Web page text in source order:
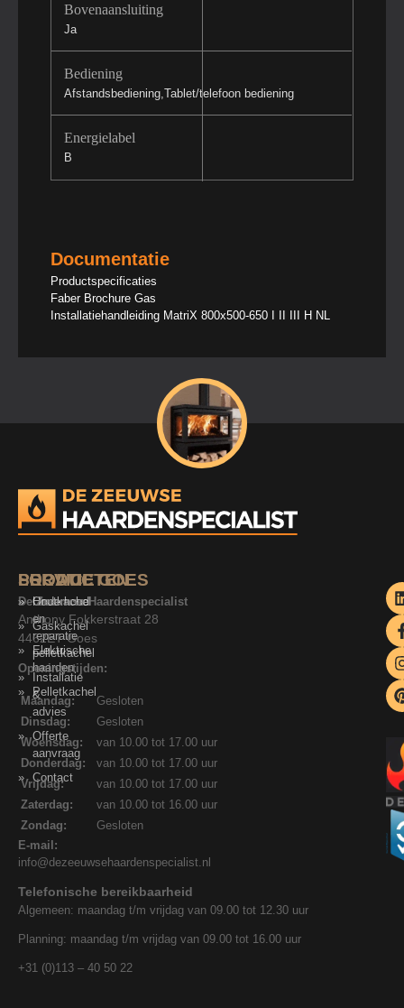
Bovenaansluiting
Ja
Bediening
Afstandsbediening,Tablet/telefoon bediening
Energielabel
B
Documentatie
Productspecificaties
Faber Brochure Gas
Installatiehandleiding MatriX 800x500-650 I II III H NL
SERVICE
Onderhoud
en
reparatie
pelletkachel
Installatie
&
advies
Offerte
aanvraag
Contact
PRODUCTEN
Houtkachel
Gaskachel
Elektrische
haarden
Pelletkachel
LOCATIE GOES
De Zeeuwse Haardenspecialist
Anthony Fokkerstraat 28
4462ET Goes
Openingstijden:
Maandag:
Gesloten
Dinsdag:
Gesloten
Woensdag:
van 10.00 tot 17.00 uur
Donderdag:
van 10.00 tot 17.00 uur
Vrijdag:
van 10.00 tot 17.00 uur
Zaterdag:
van 10.00 tot 16.00 uur
Zondag:
Gesloten
E-mail:
info@dezeeuwsehaardenspecialist.nl
Telefonische bereikbaarheid
Algemeen: maandag t/m vrijdag van 09.00 tot 12.30 uur
Planning: maandag t/m vrijdag van 09.00 tot 16.00 uur
+31 (0)113 – 40 50 22